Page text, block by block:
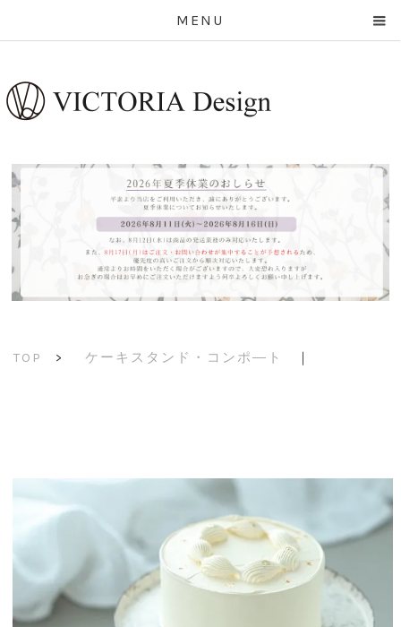
MENU
TOP > ケーキスタンド・コンポ―ト ｜